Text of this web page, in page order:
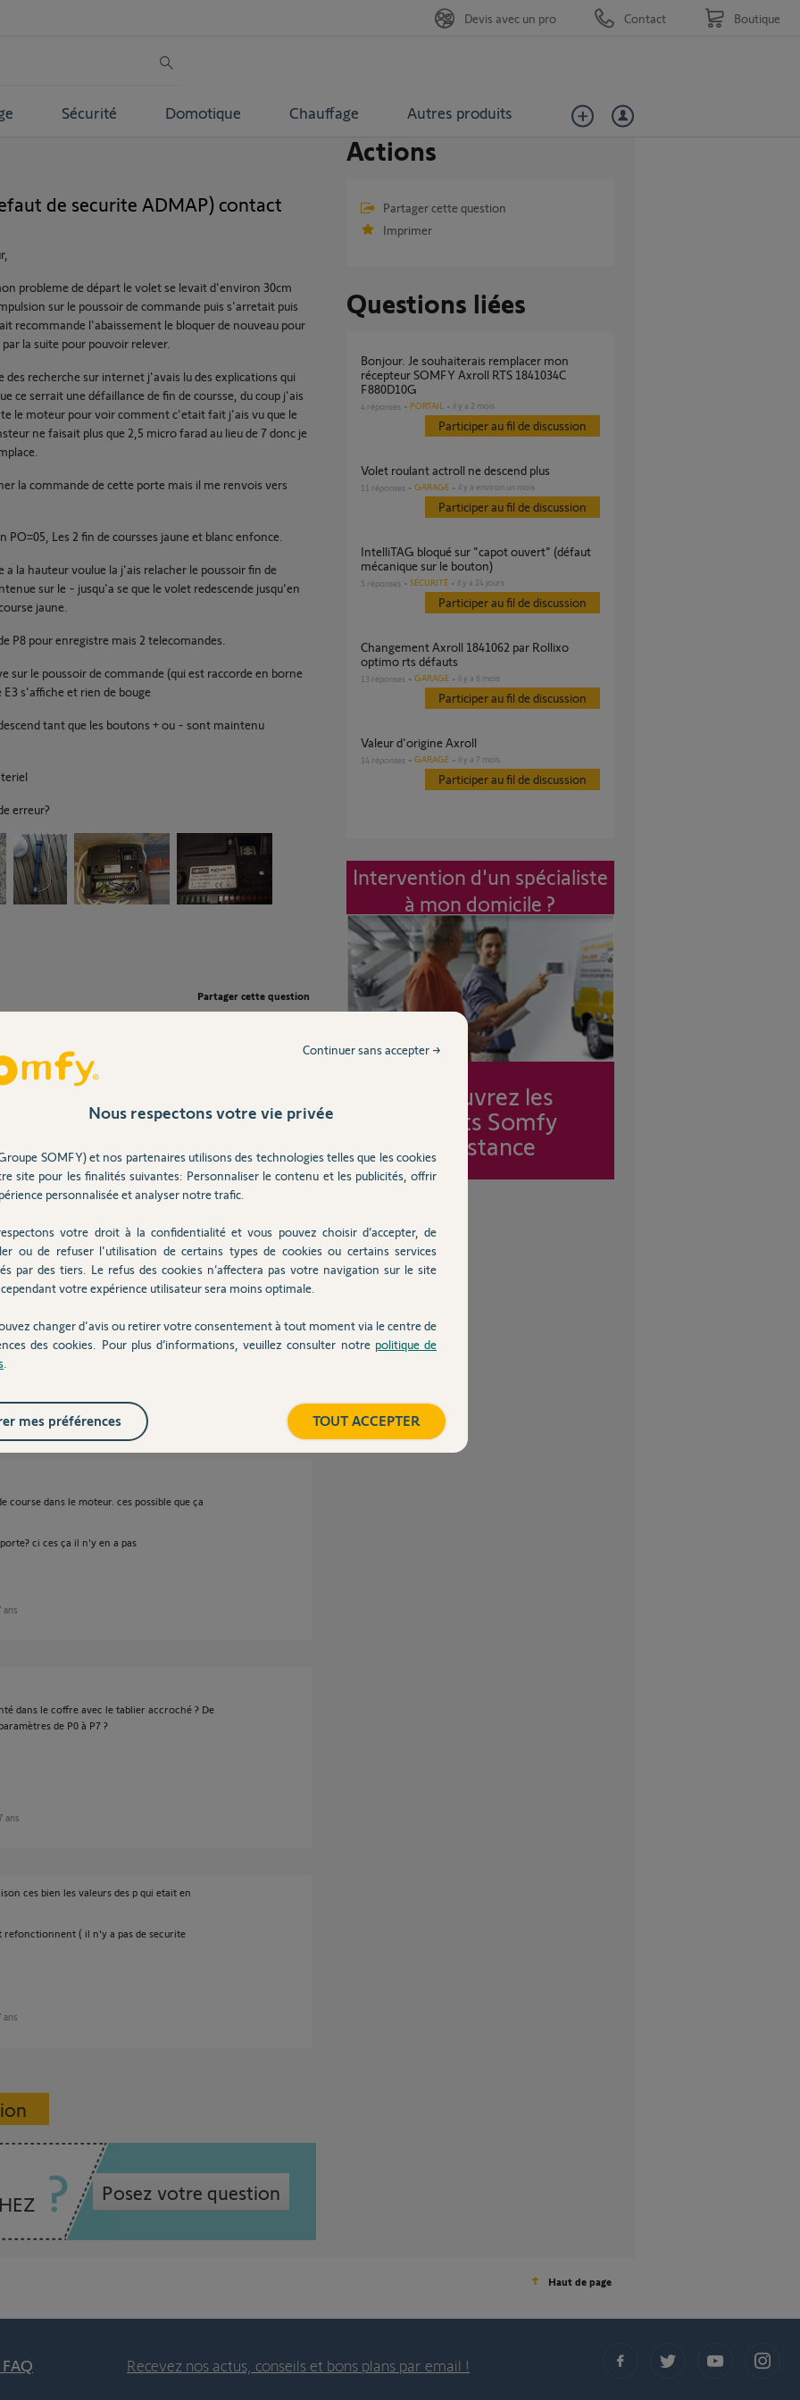
Sécurité Domotique Chauffage Autres produits
Devis avec un pro Contact Boutique
de securite ADMAP) contact
probleme de départ le volet se levait d'environ 30cm
sur le poussoir de commande puis s'arretait puis
recommande l'abaissement le bloquer de nouveau pour
la suite pour pouvoir relever.
des recherche sur internet j'avais lu des explications qui
ce serrait une défaillance de fin de coursse, du coup j'ais
le moteur pour voir comment c'etait fait j'ais vu que le
ne faisait plus que 2,5 micro farad au lieu de 7 donc je
la commande de cette porte mais il me renvois vers
Les 2 fin de coursses jaune et blanc enfonce.
a la hauteur voulue la j'ais relacher le poussoir fin de
sur le - jusqu'a se que le volet redescende jusqu'en
jaune.
P8 pour enregistre mais 2 telecomandes.
sur le poussoir de commande (qui est raccorde en borne
E3 s'affiche et rien de bouge
tant que les boutons + ou - sont maintenu
erreur?
Partager cette question
(contact toujours ouvert)".
cellules, s'il y en a.
7 ans
course dans le moteur. ces possible que ça
ci ces ça il n'y en a pas
ans
dans le coffre avec le tablier accroché ? De
de P0 à P7 ?
ans
ces bien les valeurs des p qui etait en
refonctionnent ( il n'y a pas de securite
ans
Posez votre question
Actions
Partager cette question
Imprimer
Questions liées
Bonjour. Je souhaiterais remplacer mon
récepteur SOMFY Axroll RTS 1841034C
F880D10G
4 réponses PORTAIL il y a 2 mois
Participer au fil de discussion
Volet roulant actroll ne descend plus
11 réponses GARAGE il y a environ un mois
Participer au fil de discussion
IntelliTAG bloqué sur "capot ouvert" (défaut
mécanique sur le bouton)
5 réponses SÉCURITÉ il y a 24 jours
Participer au fil de discussion
Changement Axroll 1841062 par Rollixo
optimo rts défauts
13 réponses GARAGE il y a 6 mois
Participer au fil de discussion
Valeur d'origine Axroll
14 réponses GARAGE il y a 7 mois
Participer au fil de discussion
Intervention d'un spécialiste
à mon domicile ?
Découvrez les
forfaits Somfy
Assistance
Haut de page
Recevez nos actus, conseils et bons plans par email !
Nous respectons votre vie privée
SOMFY) et nos partenaires utilisons des technologies telles que les cookies
site pour les finalités suivantes: Personnaliser le contenu et les publicités, offrir
personnalisée et analyser notre trafic.
votre droit à la confidentialité et vous pouvez choisir d’accepter, de
ou de refuser l'utilisation de certains types de cookies ou certains services
par des tiers. Le refus des cookies n’affectera pas votre navigation sur le site
votre expérience utilisateur sera moins optimale.
changer d'avis ou retirer votre consentement à tout moment via le centre de
des cookies. Pour plus d’informations, veuillez consulter notre politique de
Continuer sans accepter →
TOUT ACCEPTER
mes préférences